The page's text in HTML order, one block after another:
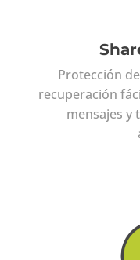
Protección
recuperación
mensajes y